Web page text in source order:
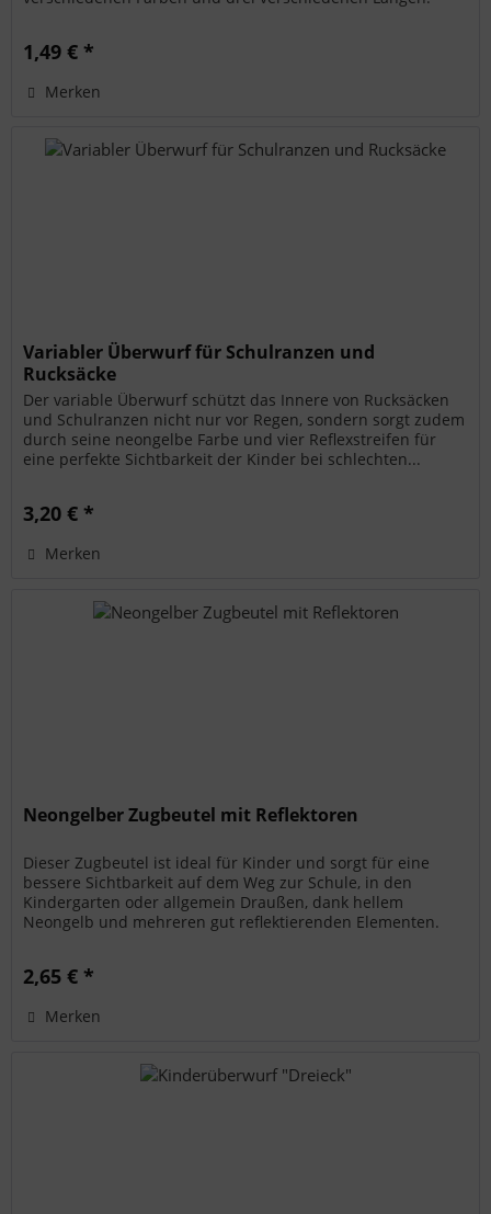
1,49 € *
Merken
Variabler Überwurf für Schulranzen und
Rucksäcke
Der variable Überwurf schützt das Innere von Rucksäcken
und Schulranzen nicht nur vor Regen, sondern sorgt zudem
durch seine neongelbe Farbe und vier Reflexstreifen für
eine perfekte Sichtbarkeit der Kinder bei schlechten...
3,20 € *
Merken
Neongelber Zugbeutel mit Reflektoren
Dieser Zugbeutel ist ideal für Kinder und sorgt für eine
bessere Sichtbarkeit auf dem Weg zur Schule, in den
Kindergarten oder allgemein Draußen, dank hellem
Neongelb und mehreren gut reflektierenden Elementen.
2,65 € *
Merken